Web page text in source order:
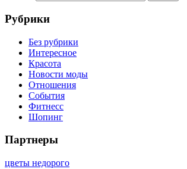
Рубрики
Без рубрики
Интересное
Красота
Новости моды
Отношения
События
Фитнесс
Шопинг
Партнеры
цветы недорого